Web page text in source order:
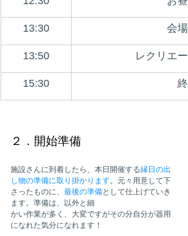
13:30 会場
13:50 レクリエ
15:30 終
２．開始準備
施設さんに到着したら、本日開催する縁日の出
し物の準備に取り掛かります。元々用意して下
さったものに、 最後の準備として仕上げていき
ます。準備は、以外と細
かい作業が多く、大変ですがその分自分が器用
になれた気分になれます！